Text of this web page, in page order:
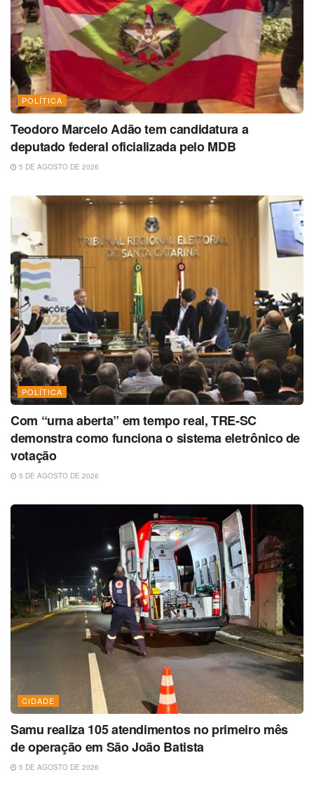
POLÍTICA
Teodoro Marcelo Adão tem candidatura a
deputado federal oficializada pelo MDB
5 DE AGOSTO DE 2026
POLÍTICA
Com “urna aberta” em tempo real, TRE-SC
demonstra como funciona o sistema eletrônico de
votação
5 DE AGOSTO DE 2026
CIDADE
Samu realiza 105 atendimentos no primeiro mês
de operação em São João Batista
5 DE AGOSTO DE 2026